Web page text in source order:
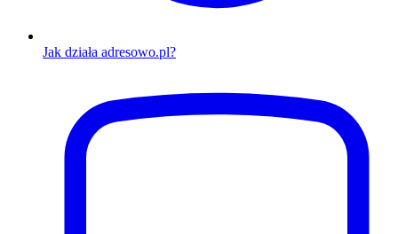
Jak działa adresowo.pl?